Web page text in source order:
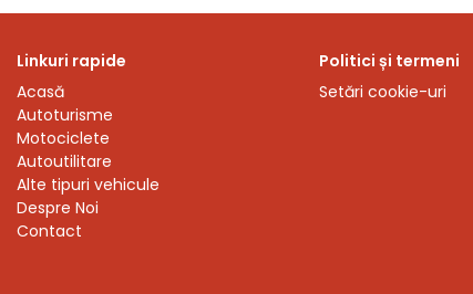
Linkuri rapide
Acasă
Autoturisme
Motociclete
Autoutilitare
Alte tipuri vehicule
Despre Noi
Contact
Politici și termeni
Setări cookie-uri